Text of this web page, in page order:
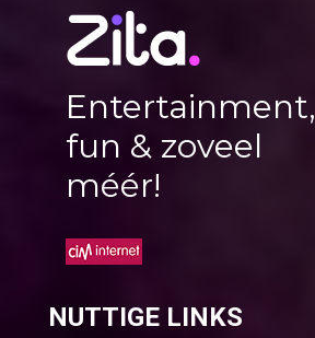
Entertainment,
fun & zoveel
méér!
NUTTIGE LINKS